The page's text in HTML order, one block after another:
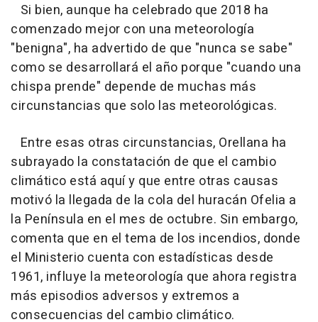
Si bien, aunque ha celebrado que 2018 ha
comenzado mejor con una meteorología
"benigna", ha advertido de que "nunca se sabe"
como se desarrollará el año porque "cuando una
chispa prende" depende de muchas más
circunstancias que solo las meteorológicas.
Entre esas otras circunstancias, Orellana ha
subrayado la constatación de que el cambio
climático está aquí y que entre otras causas
motivó la llegada de la cola del huracán Ofelia a
la Península en el mes de octubre. Sin embargo,
comenta que en el tema de los incendios, donde
el Ministerio cuenta con estadísticas desde
1961, influye la meteorología que ahora registra
más episodios adversos y extremos a
consecuencias del cambio climático.